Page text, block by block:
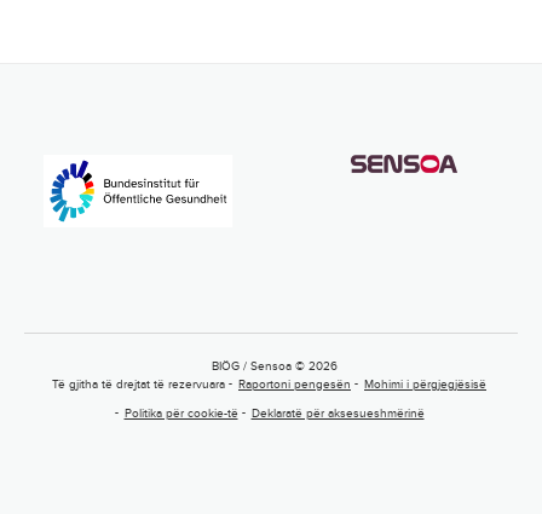
BIÖG / Sensoa © 2026
Të gjitha të drejtat të rezervuara
Raportoni pengesën Mohimi i përgjegjësisë
Politika për cookie-të Deklaratë për aksesueshmërinë